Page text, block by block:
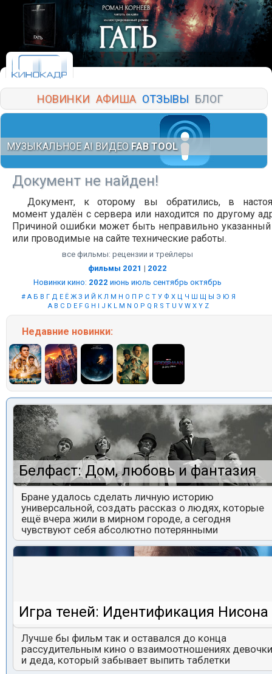
НОВИНКИ АФИША ОТЗЫВЫ БЛОГ
МУЗЫКАЛЬНОЕ AI ВИДЕО FAB TOOL
Документ не найден!
Документ, к оторому вы обратились, в
момент удалён с сервера или находится по другому
Причиной ошибки может быть неправильно указанный
или проводимые на сайте технические работы.
все фильмы: рецензии и трейлеры
фильмы 2021 | 2022
Новинки кино: 2022 июнь июль сентябрь октябрь
# А Б В Г Д Е Ё Ж З И Й К Л М Н О П Р С Т У Ф Х Ц Ч Ш Щ Ы Э Ю Я
A B C D E F G H I J K L M N O P Q R S T U V W X Y Z
Недавние новинки:
Белфаст: Дом, любовь и фантазия
Бране удалось сделать личную историю
универсальной, создать рассказ о людях, которые
ещё вчера жили в мирном городе, а сегодня
чувствуют себя абсолютно потерянными
Игра теней: Идентификация Нисона
Лучше бы фильм так и оставался до конца
рассудительным кино о взаимоотношениях девочки
и деда, который забывает выпить таблетки